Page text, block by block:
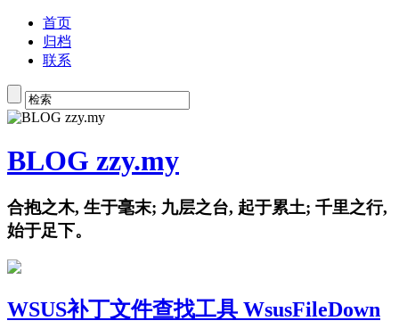
首页
归档
联系
BLOG zzy.my
合抱之木, 生于毫末; 九层之台, 起于累土; 千里之行,
始于足下。
WSUS补丁文件查找工具 WsusFileDown